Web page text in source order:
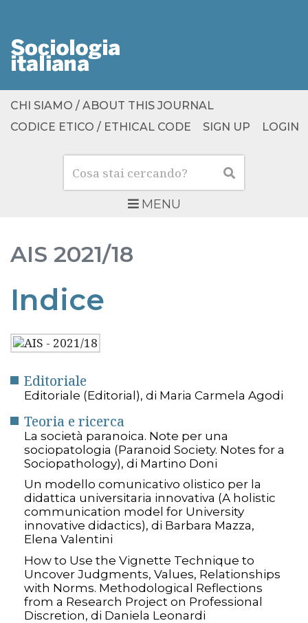
MENU
Cerca Cerca
CHI SIAMO / ABOUT THIS JOURNAL
CODICE ETICO / ETHICAL CODE
SIGN UP LOGIN
AIS 2021/18
Indice
Editoriale
Editoriale (Editorial), di Maria Carmela Agodi
Teoria e ricerca
La società paranoica. Note per una
sociopatologia (Paranoid Society. Notes for a
Sociopathology), di Martino Doni
Un modello comunicativo olistico per la
didattica universitaria innovativa (A holistic
communication model for University
innovative didactics), di Barbara Mazza,
Elena Valentini
How to Use the Vignette Technique to
Uncover Judgments, Values, Relationships
with Norms. Methodological Reflections
from a Research Project on Professional
Discretion, di Daniela Leonardi